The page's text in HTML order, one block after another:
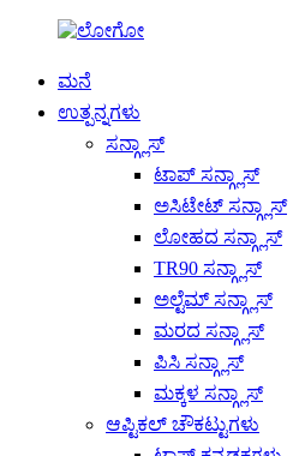
ಮನೆ
ಉತ್ಪನ್ನಗಳು
ಸನ್ಗ್ಲಾಸ್
ಟಾಪ್ ಸನ್ಗ್ಲಾಸ್
ಅಸಿಟೇಟ್ ಸನ್ಗ್ಲಾಸ್
ಲೋಹದ ಸನ್ಗ್ಲಾಸ್
TR90 ಸನ್ಗ್ಲಾಸ್
ಅಲ್ಟೆಮ್ ಸನ್ಗ್ಲಾಸ್
ಮರದ ಸನ್ಗ್ಲಾಸ್
ಪಿಸಿ ಸನ್ಗ್ಲಾಸ್
ಮಕ್ಕಳ ಸನ್ಗ್ಲಾಸ್
ಆಪ್ಟಿಕಲ್ ಚೌಕಟ್ಟುಗಳು